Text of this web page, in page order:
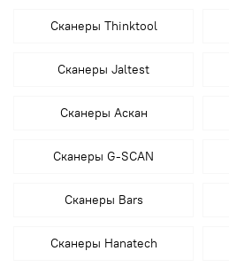
Сканеры Thinktool
Сканеры Jaltest
Сканеры Аскан
Сканеры G-SCAN
Сканеры Bars
Сканеры Hanatech